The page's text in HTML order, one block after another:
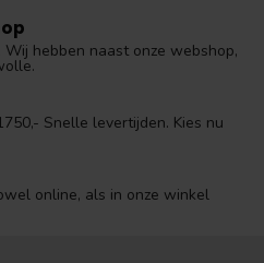
hebben naast onze webshop,
Snelle levertijden. Kies nu
online, als in onze winkel